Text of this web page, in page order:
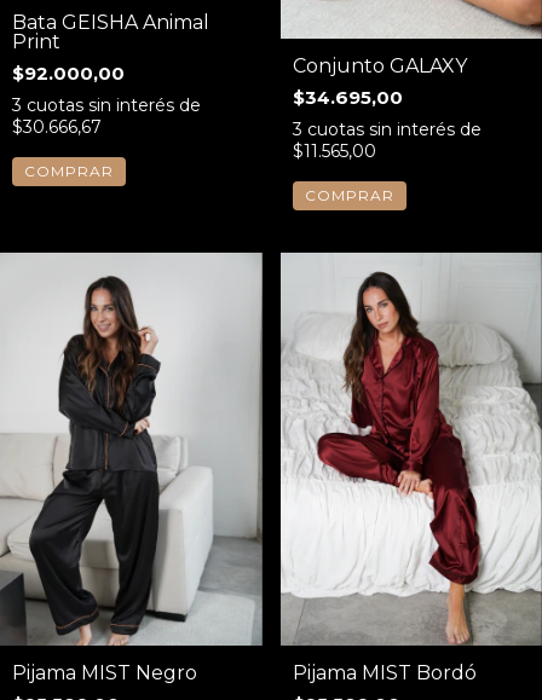
Bata GEISHA Animal
Print
$92.000,00
3 cuotas sin interés de
$30.666,67
COMPRAR
Conjunto GALAXY
$34.695,00
3 cuotas sin interés de
$11.565,00
COMPRAR
Pijama MIST Negro
Pijama MIST Bordó